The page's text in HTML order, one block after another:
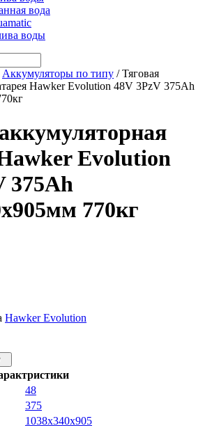
вода
воды
Аккумуляторы по типу /Тяговая
Hawker Evolution 48V 3PzV 375Ah
Evolution
375Ah
770кг
Hawker Evolution
48
375
1038x340x905